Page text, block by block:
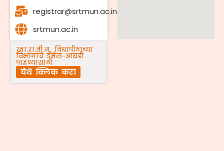
registrar@srtmun.ac.in
srtmun.ac.in
स्वा.रा.ती.म. विद्यापीठाच्या
विभागांचे ईमेल-आयडी
पाहण्यासाठी
येथे क्लिक करा